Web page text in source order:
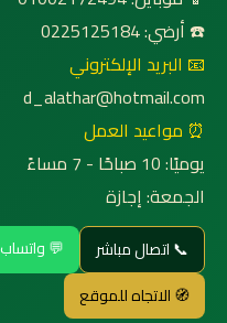
☎️ أرضي: 0225125184
📧 البريد الإلكتروني
d_alathar@hotmail.com
⏰ مواعيد العمل
يوميًا: 10 صباحًا - 7 مساءً
الجمعة: إجازة
📞 اتصال مباشر
💬 واتساب
🧭 الاتجاه للموقع